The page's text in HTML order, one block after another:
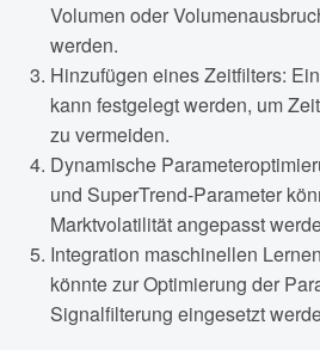
Volumen oder
werden.
Hinzufügen eines Zeitfilters:
kann festgelegt werden, um
zu vermeiden.
Dynamische
und SuperTrend-Parameter
Marktvolatilität angepasst
Integration maschinellen
könnte zur Optimierung der
Signalfilterung eingesetzt